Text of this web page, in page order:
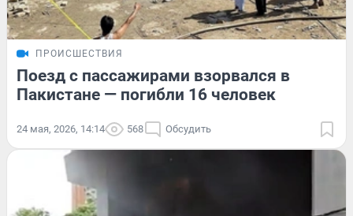
ПРОИСШЕСТВИЯ
Поезд с пассажирами взорвался в
Пакистане — погибли 16 человек
24 мая, 2026, 14:14 568 Обсудить